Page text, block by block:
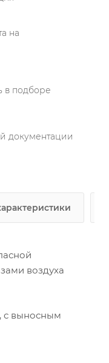
на
в подборе
документации
воздуха
с выносным